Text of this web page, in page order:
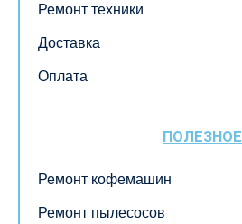
Ремонт техники
Доставка
Оплата
ПОЛЕЗНОЕ
Ремонт кофемашин
Ремонт пылесосов